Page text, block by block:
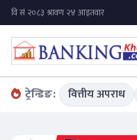
ट्रेन्डिङ: वित्तीय अपराध